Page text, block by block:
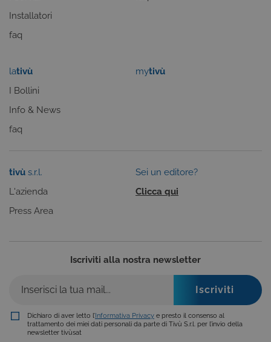
Installatori
faq
lativù
I Bollini
Info & News
faq
mytivù
tivù s.r.l.
L'azienda
Press Area
Sei un editore?
Clicca qui
Iscriviti alla nostra newsletter
Dichiaro di aver letto l’Informativa Privacy e presto il consenso al
trattamento dei miei dati personali da parte di Tivù S.r.l. per l’invio della
newsletter tivùsat
riguardo alla loro installazione, ma in tal caso
Microsoft
ricordare le
preferenze
consenso sui
cookie dei
necessario